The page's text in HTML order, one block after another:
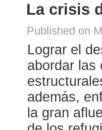
La crisis
Published on
Lograr el
abordar las
además,
la gran